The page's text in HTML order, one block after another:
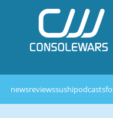
newsreviewssushipodcasts